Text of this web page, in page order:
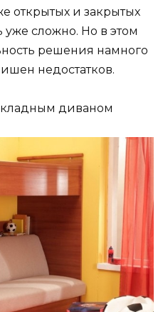
открытых и закрытых
уже сложно. Но в этом
решения намного
недостатков.
диваном